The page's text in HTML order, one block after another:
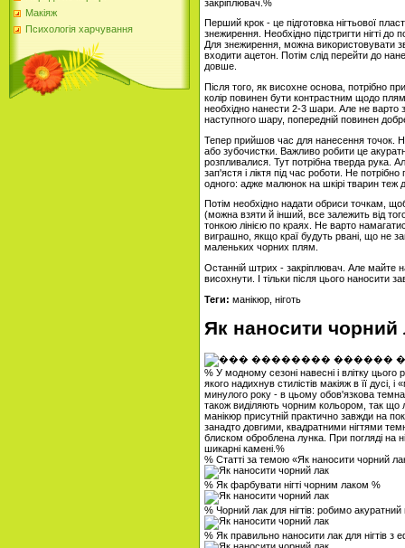
Макіяж
Психологія харчування
закріплювач.%
Перший крок - це підготовка нігтьової
знежирення. Необхідно підстригти нігті
Для знежирення, можна використовувати
входити ацетон. Потім слід перейти до
довше.
Після того, як висохне основа, потрібно
колір повинен бути контрастним щодо
необхідно нанести 2-3 шари. Але не
наступного шару, попередній повинен
Тепер прийшов час для нанесення точок.
або зубочистки. Важливо робити це
розпливалися. Тут потрібна тверда рука.
зап'ястя і ліктя під час роботи. Не
одного: адже малюнок на шкірі тварин теж
Потім необхідно надати обриси точкам,
(можна взяти й інший, все залежить від
тонкою лінією по краях. Не варто
виграшно, якщо краї будуть рвані, що не
маленьких чорних плям.
Останній штрих - закріплювач. Але майте
висохнути. І тільки після цього наносити
Теги: манікюр, ніготь
Як наносити чорний
% У модному сезоні навесні і влітку
якого надихнув стилістів макіяж в її дусі,
минулого року - в цьому обов'язкова темна
також виділяють чорним кольором, так що
манікюр присутній практично завжди на
занадто довгими, квадратними нігтями
блиском оброблена лунка. При погляді на
шикарні камені.%
% Статті за темою «Як наносити чорний
% Як фарбувати нігті чорним лаком %
% Чорний лак для нігтів: робимо
% Як правильно наносити лак для нігтів з